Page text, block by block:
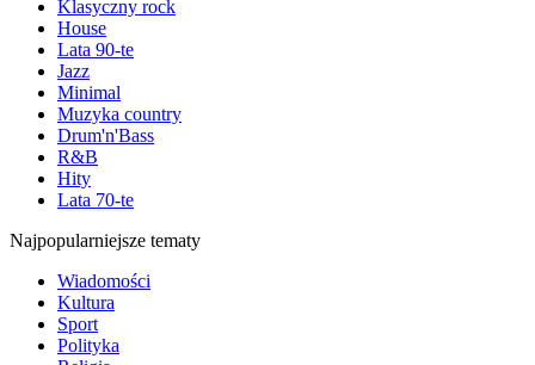
Klasyczny rock
House
Lata 90-te
Jazz
Minimal
Muzyka country
Drum'n'Bass
R&B
Hity
Lata 70-te
Najpopularniejsze tematy
Wiadomości
Kultura
Sport
Polityka